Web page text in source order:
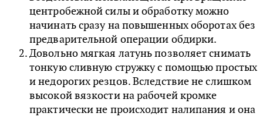
центробежной силы и обработку можно
начинать сразу на повышенных оборотах без
предварительной операции обдирки.
Довольно мягкая латунь позволяет снимать
тонкую сливную стружку с помощью простых
и недорогих резцов. Вследствие не слишком
высокой вязкости на рабочей кромке
практически не происходит налипания и она